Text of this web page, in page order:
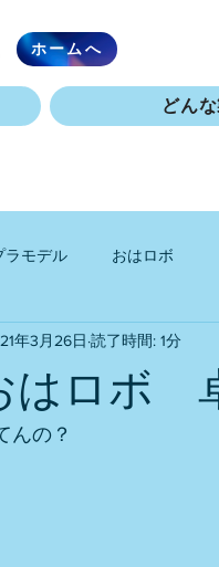
ホームへ
どん
ラモデル おはロボ
ロボ
年3月26日 読了時間: 1分
んの？